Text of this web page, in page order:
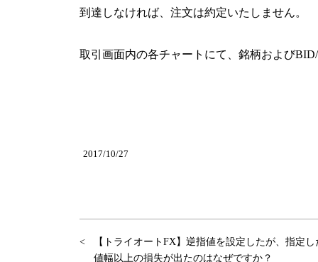
到達しなければ、注文は約定いたしません。
取引画面内の各チャートにて、銘柄および
2017/10/27
【トライオートFX】逆指値を設定したが、指定し
値幅以上の損失が出たのはなぜですか？